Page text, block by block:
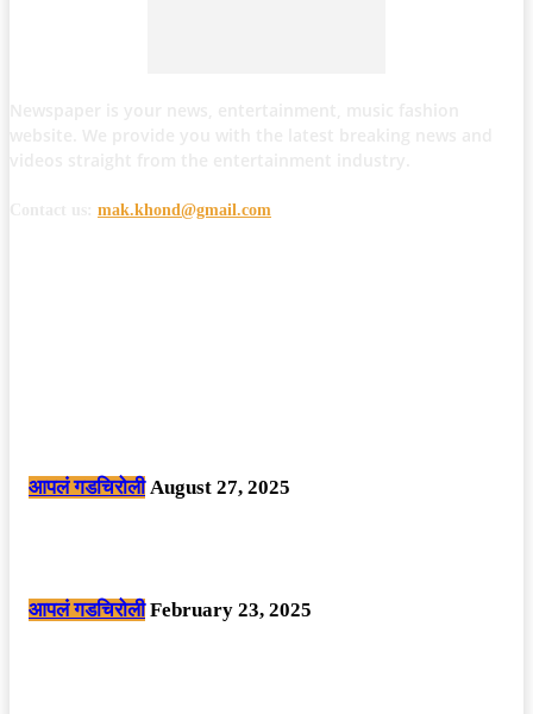
mak.khond@gmail.com
आपलं गडचिरोली August 27, 2025
आपलं गडचिरोली February 23, 2025